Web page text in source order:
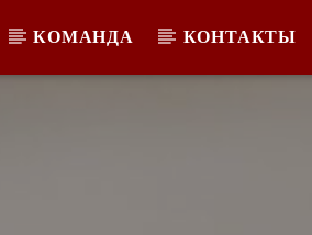
КОМАНДА КОНТАКТЫ